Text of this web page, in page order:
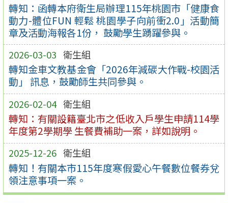
轉知：函轉本府衛生局辦理115年桃園市「健康食
動力-體位FUN 輕鬆 桃園學子向前衝2.0」活動簡
章及活動海報各1份， 鼓勵學生踴躍參與。
2026-03-03 衛生組
轉知金車文教基金會「2026年減碳大作戰-校園活
動」 訊息，鼓勵師生共同參與。
2026-02-04 衛生組
轉知：有關設籍臺北市之低收入戶學生申請114學
年度第2學期學 生餐費補助一案，詳如說明。
2025-12-26 衛生組
轉知！有關本市115年度寒假愛心午餐數位餐券兌
領注意事項一案。